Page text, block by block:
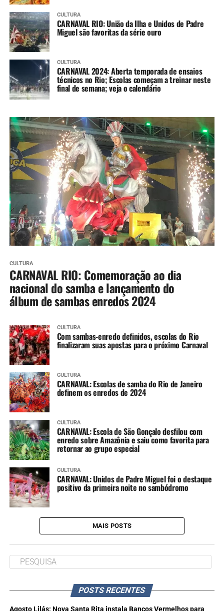
CULTURA
CARNAVAL RIO: União da Ilha e Unidos de Padre
Miguel são favoritas da série ouro
CULTURA
CARNAVAL 2024: Aberta temporada de ensaios
técnicos no Rio; Escolas começam a treinar neste
final de semana; veja o calendário
CULTURA
CARNAVAL RIO: Comemoração ao dia
nacional do samba e lançamento do
álbum de sambas enredos 2024
CULTURA
Com sambas-enredo definidos, escolas do Rio
finalizaram suas apostas para o próximo Carnaval
CULTURA
CARNAVAL: Escolas de samba do Rio de Janeiro
definem os enredos de 2024
CULTURA
CARNAVAL: Escola de São Gonçalo desfilou com
enredo sobre Amazônia e saiu como favorita para
retornar ao grupo especial
CULTURA
CARNAVAL: Unidos de Padre Miguel foi o destaque
positivo da primeira noite no sambódromo
MAIS POSTS
POSTS RECENTES
Agosto Lilás: Nova Santa Rita instala Bancos Vermelhos para